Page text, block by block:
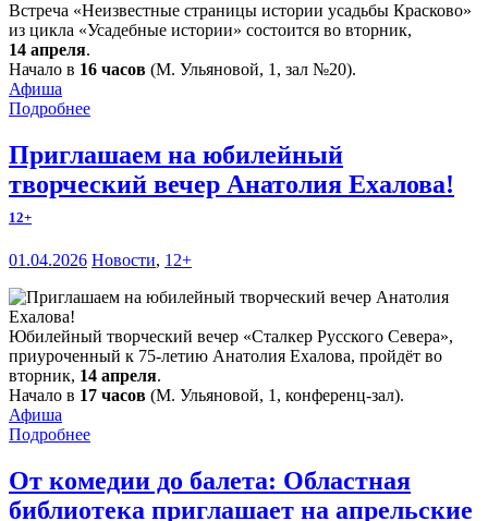
Встреча «Неизвестные страницы истории усадьбы Красково»
из цикла «Усадебные истории» состоится во вторник,
14 апреля.
Начало в 16 часов (М. Ульяновой, 1, зал №20).
Афиша
Подробнее
Приглашаем на юбилейный
творческий вечер Анатолия Ехалова!
12+
01.04.2026 Новости, 12+
Юбилейный творческий вечер «Сталкер Русского Севера»,
приуроченный к 75-летию Анатолия Ехалова, пройдёт во
вторник, 14 апреля.
Начало в 17 часов (М. Ульяновой, 1, конференц-зал).
Афиша
Подробнее
От комедии до балета: Областная
библиотека приглашает на апрельские